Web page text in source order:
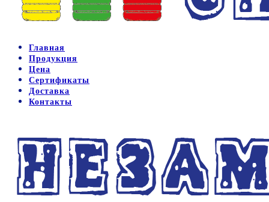
Главная
Продукция
Цена
Сертификаты
Доставка
Контакты